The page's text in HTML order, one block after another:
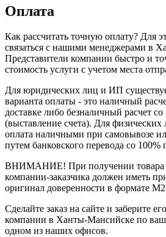
Оплата
Как рассчитать точную оплату? Для
связаться с нашими менеджерами в
Представители компании быстро и
стоимость услуги с учетом места
Для юридических лиц и ИП
варианта оплаты - это наличный
доставке либо безналичный расчет
(выставление счета). Для
оплата наличными при самовывозе
путем банковского перевода со 100%
ВНИМАНИЕ! При получении товара
компании-заказчика должен иметь
оригинал доверенности в формате
Сделайте заказ на сайте и заберите
компании в Ханты-Мансийске по
одном из наших офисов.